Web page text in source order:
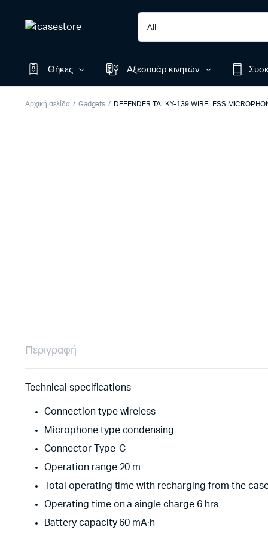
Θήκες Αξεσουάρ κινητών
Αρχική σελίδα Gadgets DEFENDER TALKY-139 WIRELESS
Περιγραφή
Technical specifications
Connection type wireless
Microphone type condensing
Connector Type-C
Operation range 20 m
Total operating time with recharging from the
Operating time on a single charge 6 hrs
Battery capacity 60 mA·h